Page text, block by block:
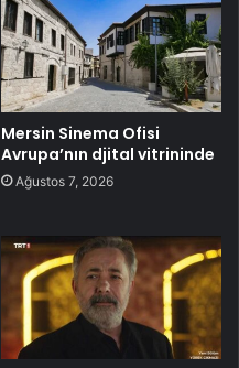
Mersin Sinema Ofisi
Avrupa’nın djital vitrininde
Ağustos 7, 2026